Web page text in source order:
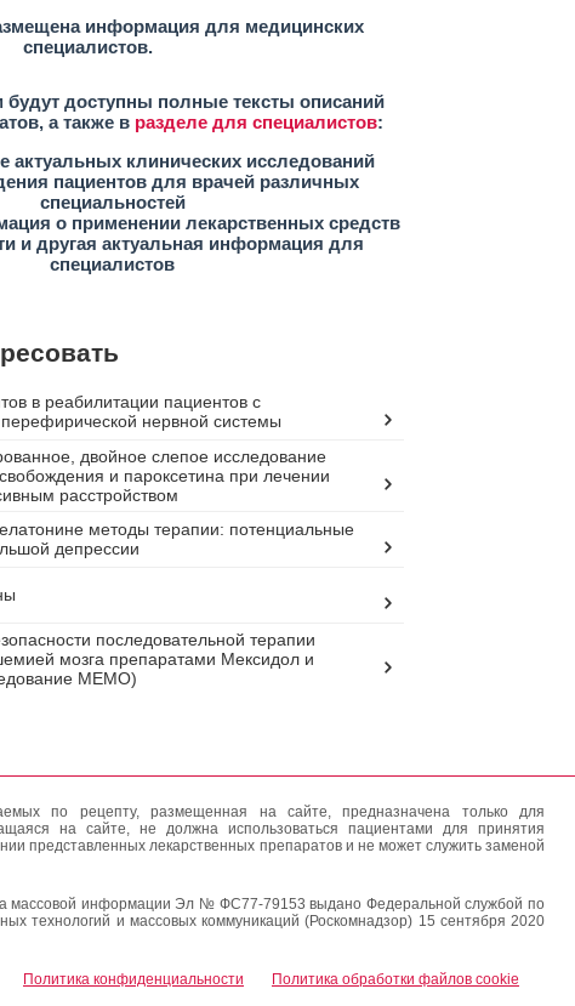
информация для медицинских
специалистов.
будут доступны полные тексты описаний
а также в разделе для специалистов:
актуальных клинических исследований
пациентов для врачей различных
специальностей
о применении лекарственных средств
и другая актуальная информация для
специалистов
в реабилитации пациентов с
нервной системы
двойное слепое исследование
и пароксетина при лечении
расстройством
методы терапии: потенциальные
депрессии
последовательной терапии
мозга препаратами Мексидол и
МЕМО)
по рецепту, размещенная на сайте, предназначена только для
на сайте, не должна использоваться пациентами для принятия
представленных лекарственных препаратов и не может служить заменой
массовой информации Эл № ФС77-79153 выдано Федеральной службой по
технологий и массовых коммуникаций (Роскомнадзор) 15 сентября 2020
Политика конфиденциальности Политика обработки файлов cookie